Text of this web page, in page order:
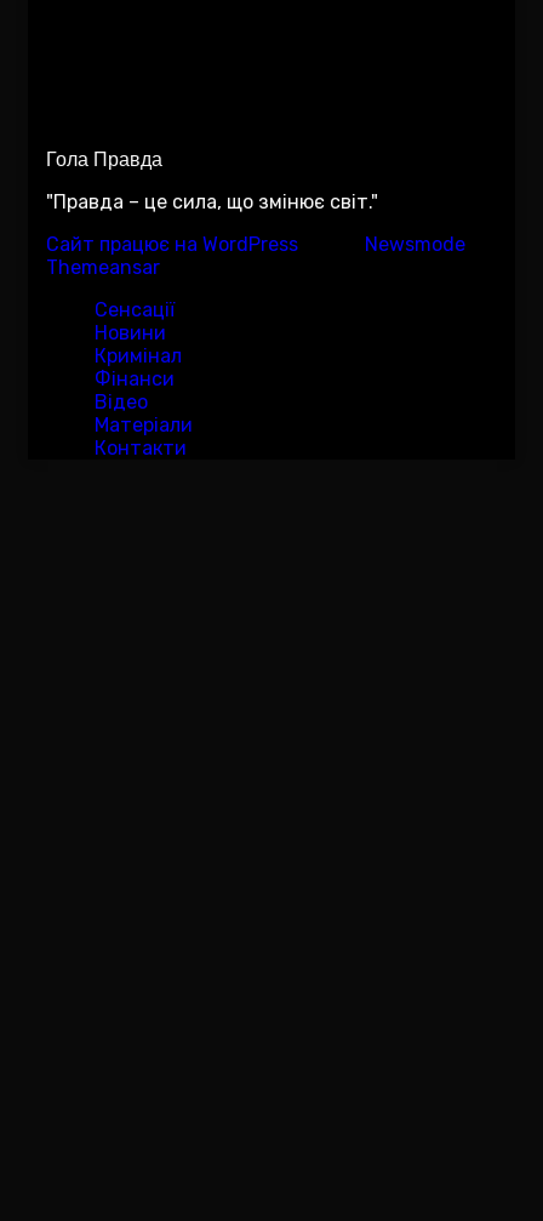
Гола Правда
"Правда – це сила, що змінює світ."
Сайт працює на WordPress
Newsmode
Themeansar.
Сенсації
Новини
Кримінал
Фінанси
Відео
Матеріали
Контакти